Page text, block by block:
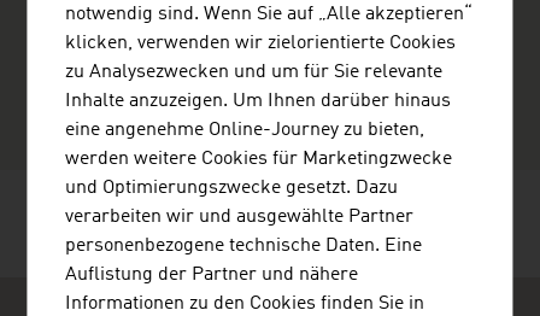
office@hypoxi.com
http://www.hypoxi.com
vCard
SEITE EMPFEHLEN
notwendig sind. Wenn Sie auf „Alle akzeptieren“
klicken, verwenden wir zielorientierte Cookies
zu Analysezwecken und um für Sie relevante
Inhalte anzuzeigen. Um Ihnen darüber hinaus
eine angenehme Online-Journey zu bieten,
werden weitere Cookies für Marketingzwecke
und Optimierungszwecke gesetzt. Dazu
verarbeiten wir und ausgewählte Partner
personenbezogene technische Daten. Eine
Auflistung der Partner und nähere
Informationen zu den Cookies finden Sie in